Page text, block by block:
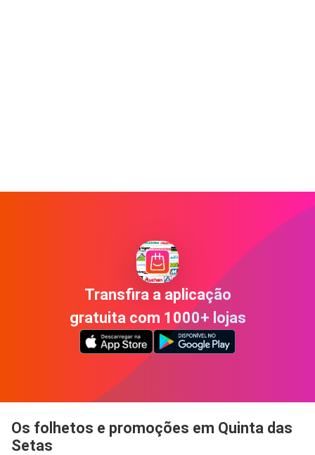
Transfira a aplicação
gratuita com 1000+ lojas
Os folhetos e promoções em Quinta das
Setas